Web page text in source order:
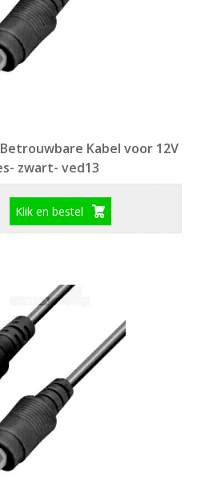
Kabel voor 12V
zwart- ved13
Klik en bestel